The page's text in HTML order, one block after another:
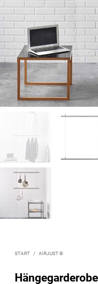
START / AIRJUST ®